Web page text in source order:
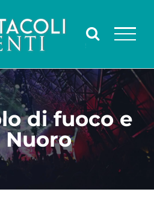
di fuoco e
Nuoro